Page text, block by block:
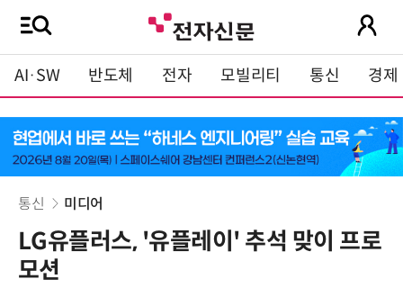
AI·SW 반도체 전자 모빌리티 통신 경제
통신 미디어
LG유플러스, '유플레이' 추석 맞이 프로
모션